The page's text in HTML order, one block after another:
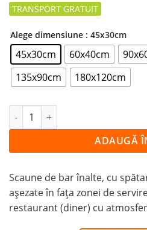
Alege dimensiune : 45x30cm
45x30cm 60x40cm
135x90cm
180x120cm
Cantitate Tablou LA PUB
ADAUGĂ
Scaune de bar înalte, cu
așezate în fața zonei de
restaurant (diner) cu